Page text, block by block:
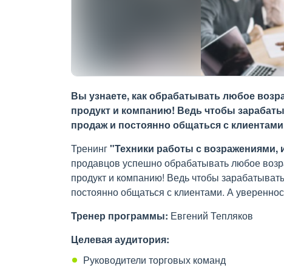
Вы узнаете, как обрабатывать любое
продукт и компанию! Ведь чтобы
продаж и постоянно общаться с
Тренинг"Техники работы с возражениями,
продавцов успешно обрабатывать любое
продукт и компанию! Ведь чтобы
постоянно общаться с клиентами. А
Тренер программы: Евгений Тепляков
Целевая аудитория:
Руководители торговых команд